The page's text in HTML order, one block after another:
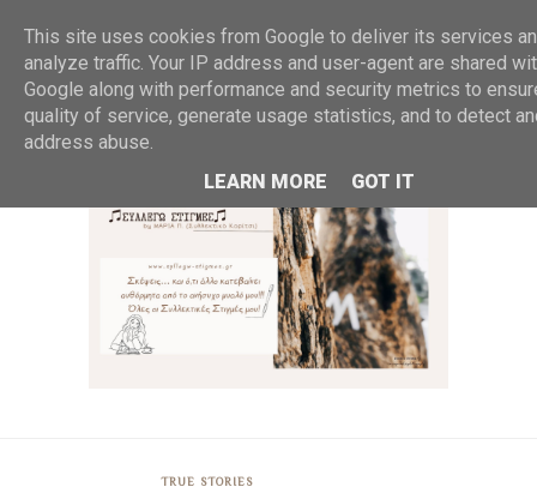
MENU
TRUE STORIES
This site uses cookies from Google to deliver its services
analyze traffic. Your IP address and user-agent are shared
Google along with performance and security metrics to
quality of service, generate usage statistics, and to detect
address abuse.
LEARN MORE
GOT IT